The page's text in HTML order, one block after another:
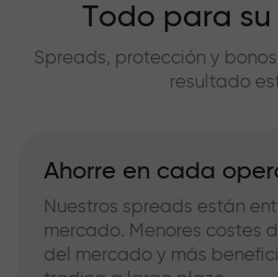
Todo para
Spreads, protección y
resultado
Ahorre en cada
Nuestros spreads están
mercado. Menores costes
del mercado y más